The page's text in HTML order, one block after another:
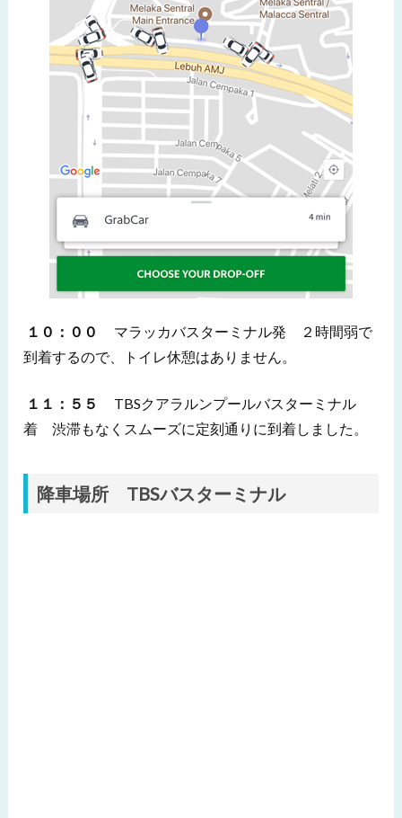
１０：００
マラッカバスターミナル発 ２時間弱で
到着するので、トイレ休憩はありません。
１１：５５
TBSクアラルンプールバスターミナル
着 渋滞もなくスムーズに定刻通りに到着しました。
降車場所 TBSバスターミナル